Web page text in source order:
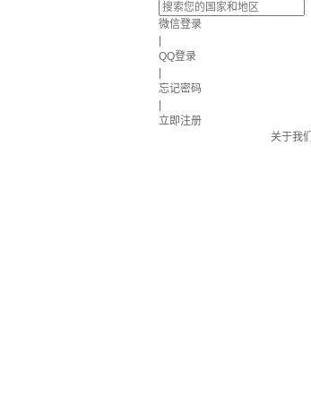
微信登录
QQ登录
忘记密码
立即注册
关于我们